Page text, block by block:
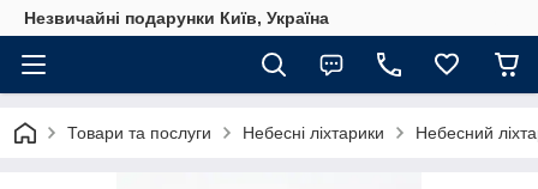
Незвичайні подарунки Київ, Україна
Товари та послуги Небесні ліхтарики Небесний